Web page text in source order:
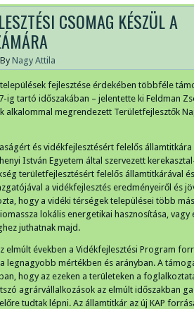
CSOMAG KÉSZÜL A
By Nagy Attila
fejlesztése érdekében többféle
ig tartó időszakában – jelentette ki Feldman
alkalommal megrendezett Területfejlesztők
és vidékfejlesztésért felelős
István Egyetem által szervezett
területfejlesztésért felelős államtitkárával
a vidékfejlesztés eredményeiről és
hogy a vidéki térségek települései több
lokális energetikai hasznosítása,
juthatnak majd.
elmúlt években a Vidékfejlesztési Program
legnagyobb mértékben és arányban. A
hogy az ezeken a területeken a
agrárvállalkozások az elmúlt időszakban
tudtak lépni. Az államtitkár az új KAP